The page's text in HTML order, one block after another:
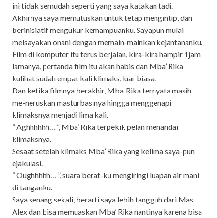
ini tidak semudah seperti yang saya katakan tadi.
Akhirnya saya memutuskan untuk tetap mengintip, dan
berinisiatif mengukur kemampuanku. Sayapun mulai
melsayakan onani dengan memain-mainkan kejantananku.
Film di komputer itu terus berjalan, kira-kira hampir 1jam
lamanya, pertanda film itu akan habis dan Mba’ Rika
kulihat sudah empat kali klimaks, luar biasa.
Dan ketika filmnya berakhir, Mba’ Rika ternyata masih
me-neruskan masturbasinya hingga menggenapi
klimaksnya menjadi lima kali.
“ Aghhhhhh… ”, Mba’ Rika terpekik pelan menandai
klimaksnya.
Sesaat setelah klimaks Mba’ Rika yang kelima saya-pun
ejakulasi.
“ Oughhhhh… ”, suara berat-ku mengiringi luapan air mani
di tanganku.
Saya senang sekali, berarti saya lebih tangguh dari Mas
Alex dan bisa memuaskan Mba’ Rika nantinya karena bisa